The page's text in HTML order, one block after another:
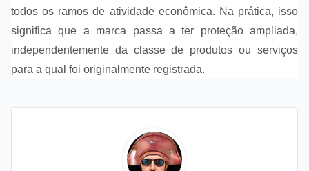
todos os ramos de atividade econômica. Na prática, isso
significa que a marca passa a ter proteção ampliada,
independentemente da classe de produtos ou serviços
para a qual foi originalmente registrada.